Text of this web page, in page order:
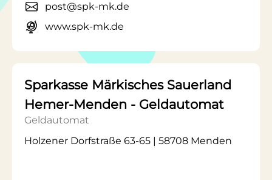
post@spk-mk.de
www.spk-mk.de
Sparkasse Märkisches Sauerland
Hemer-Menden - Geldautomat
Geldautomat
Holzener Dorfstraße 63-65 | 58708 Menden